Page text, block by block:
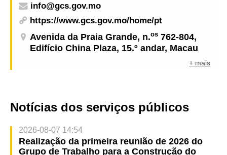
info@gcs.gov.mo
https://www.gcs.gov.mo/home/pt
Avenida da Praia Grande, n.os 762-804,
Edifício China Plaza, 15.º andar, Macau
+ mais
Notícias dos serviços públicos
2026-08-07 14:54
Realização da primeira reunião de 2026 do
Grupo de Trabalho para a Construção do